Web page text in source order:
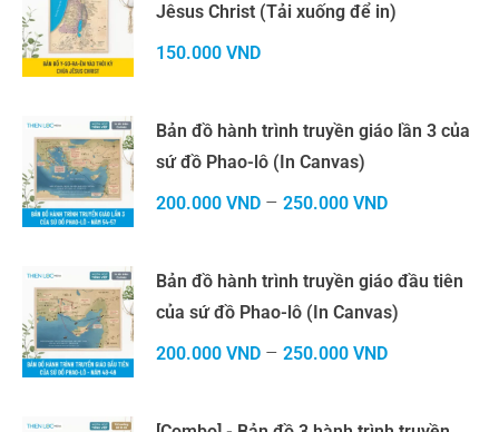
Jêsus Christ (Tải xuống để in)
150.000 VND
Bản đồ hành trình truyền giáo lần 3 của
sứ đồ Phao-lô (In Canvas)
200.000 VND – 250.000 VND
Bản đồ hành trình truyền giáo đầu tiên
của sứ đồ Phao-lô (In Canvas)
200.000 VND – 250.000 VND